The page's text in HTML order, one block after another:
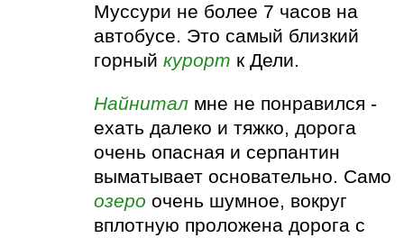
Муссури не более 7 часов на
автобусе. Это самый близкий
горныйкурорт к Дели.
Найнитал мне не понравился -
ехать далеко и тяжко, дорога
очень опасная и серпантин
выматывает основательно. Само
озеро очень шумное, вокруг
вплотную проложена дорога с